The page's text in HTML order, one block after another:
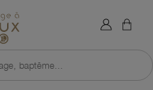
Retour à l'accueil du site
baptême...
×